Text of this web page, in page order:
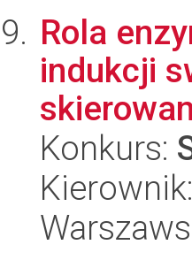
Rola
indukcji
Konkurs: